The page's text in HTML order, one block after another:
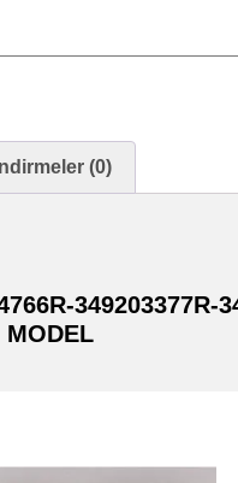
(0)
349203377R-
MODEL